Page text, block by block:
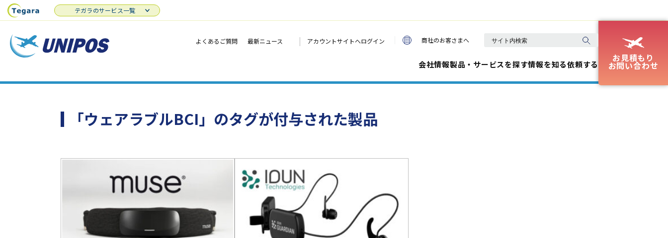
よくあるご質問 最新ニュース | アカウントサイトへログイン 商社のお客さまへ
会社情報製品・サービスを探す情報を知る依頼する
お見積もり
お問い合わせ
テガラのサービス一覧
「ウェアラブルBCI」のタグが付与された製品